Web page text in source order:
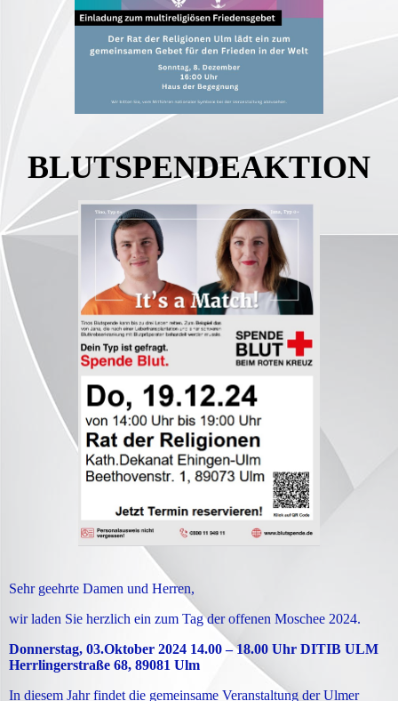
BLUTSPENDEAKTION
Sehr geehrte Damen und Herren,
wir laden Sie herzlich ein zum Tag der offenen Moschee 2024.
Donnerstag, 03.Oktober 2024 14.00 – 18.00 Uhr DITIB ULM
Herrlingerstraße 68, 89081 Ulm
In diesem Jahr findet die gemeinsame Veranstaltung der Ulmer